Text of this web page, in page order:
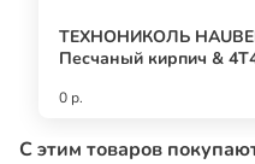
ТЕХНОНИКОЛЬ
Песчаный кирпич &
0 р.
С этим товаров